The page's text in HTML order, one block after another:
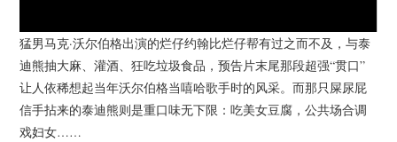
猛男马克·沃尔伯格出演的烂仔约翰比烂仔帮有过之而不及，与泰
迪熊抽大麻、灌酒、狂吃垃圾食品，预告片末尾那段超强“贯口”
让人依稀想起当年沃尔伯格当嘻哈歌手时的风采。而那只屎尿屁
信手拈来的泰迪熊则是重口味无下限：吃美女豆腐，公共场合调
戏妇女……